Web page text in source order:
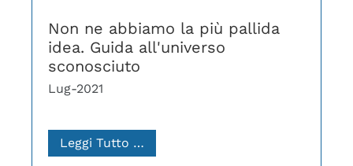
Non ne abbiamo la più pallida
idea. Guida all'universo
sconosciuto
Lug-2021
Leggi Tutto …